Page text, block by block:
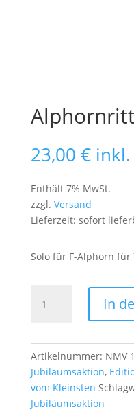
Alphornritt
23,00 €
Enthält 7% MwSt.
zzgl. Versand
Lieferzeit: sofort
Solo für F-Alphorn für
Menge
In
Artikelnummer: NMV
Jubiläumsaktion,
vom Kleinsten
Jubiläumsaktion